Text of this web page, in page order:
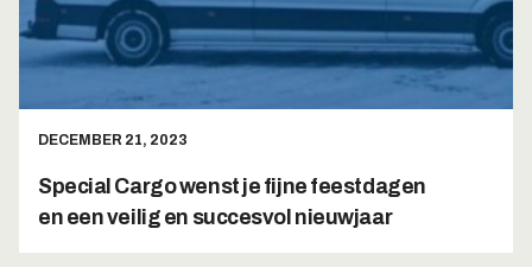
DECEMBER 21, 2023
Special Cargo wenst je fijne feestdagen
en een veilig en succesvol nieuwjaar